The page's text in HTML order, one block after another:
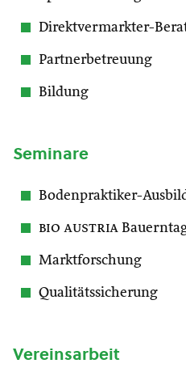
Direktvermarkter-
Partnerbetreuung
Bildung
Seminare
Bodenpraktiker-
bio austria
Marktforschung
Qualitätssicherung
Vereinsarbeit